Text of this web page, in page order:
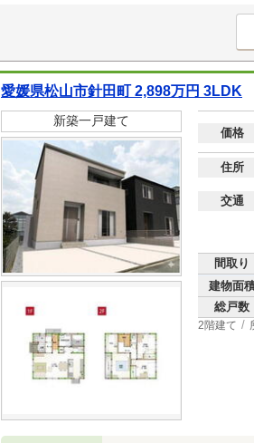
愛媛県松山市針田町 2,898万円 3LDK
新築一戸建て
価格
住所
交通
間取り
建物面
総戸数
2階建て